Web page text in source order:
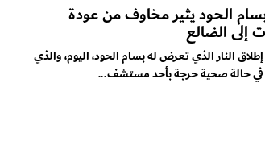
الحود يثير مخاوف من عودة
إلى الضالع
النار الذي تعرض له بسام الحود، اليوم، والذي
في حالة صحية حرجة بأحد مستشف...